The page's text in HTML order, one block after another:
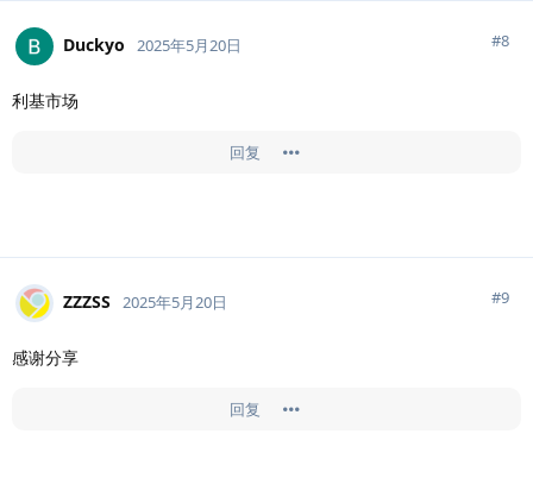
Duckyo 2025年5月20日 #8
利基市场
回复
ZZZSS 2025年5月20日 #9
感谢分享
回复